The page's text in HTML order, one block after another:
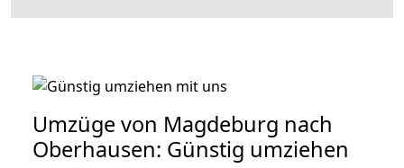
Umzüge von Magdeburg nach
Oberhausen: Günstig umziehen